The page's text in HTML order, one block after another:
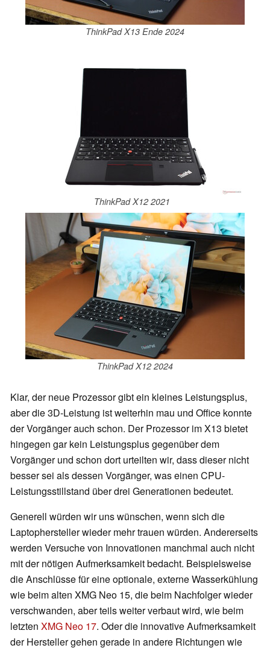
ThinkPad X13 Ende 2024
ThinkPad X12 2021
ThinkPad X12 2024
Klar, der neue Prozessor gibt ein kleines Leistungsplus,
aber die 3D-Leistung ist weiterhin mau und Office konnte
der Vorgänger auch schon. Der Prozessor im X13 bietet
hingegen gar kein Leistungsplus gegenüber dem
Vorgänger und schon dort urteilten wir, dass dieser nicht
besser sei als dessen Vorgänger, was einen CPU-
Leistungsstillstand über drei Generationen bedeutet.
Generell würden wir uns wünschen, wenn sich die
Laptophersteller wieder mehr trauen würden. Andererseits
werden Versuche von Innovationen manchmal auch nicht
mit der nötigen Aufmerksamkeit bedacht. Beispielsweise
die Anschlüsse für eine optionale, externe Wasserkühlung
wie beim alten XMG Neo 15, die beim Nachfolger wieder
verschwanden, aber teils weiter verbaut wird, wie beim
letzten XMG Neo 17. Oder die innovative Aufmerksamkeit
der Hersteller gehen gerade in andere Richtungen wie